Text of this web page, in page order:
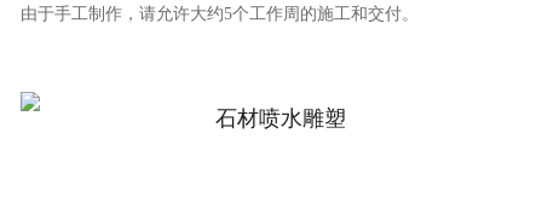
由于手工制作，请允许大约5个工作周的施工和交付。